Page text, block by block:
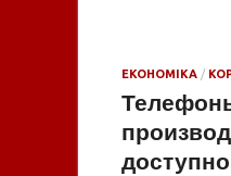
ЕКОНОМІКА /